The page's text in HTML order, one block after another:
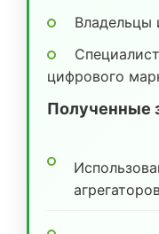
Владельцы
цифрового
Полученные